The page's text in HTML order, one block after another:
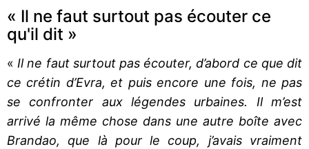
« Il ne faut surtout pas écouter ce
qu'il dit »
« Il ne faut surtout pas écouter, d’abord ce que dit
ce crétin d’Evra, et puis encore une fois, ne pas
se confronter aux légendes urbaines. Il m’est
arrivé la même chose dans une autre boîte avec
Brandao, que là pour le coup, j’avais vraiment